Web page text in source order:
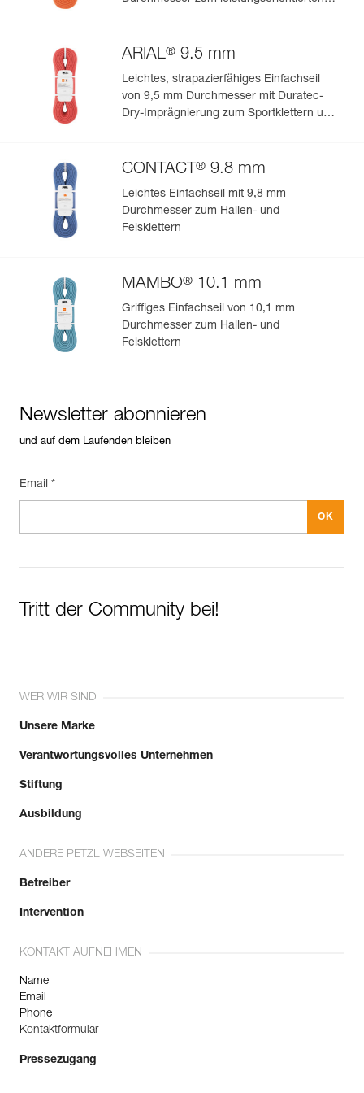
ARIAL® 9.5 mm
Leichtes, strapazierfähiges Einfachseil
von 9,5 mm Durchmesser mit Duratec-
Dry-Imprägnierung zum Sportklettern und
CONTACT ® 9.8 mm
Leichtes Einfachseil mit 9,8 mm
Durchmesser zum Hallen- und
Felsklettern
MAMBO® 10.1 mm
Griffiges Einfachseil von 10,1 mm
Durchmesser zum Hallen- und
Felsklettern
Newsletter abonnieren
und auf dem Laufenden bleiben
Email *
Tritt der Community bei!
WER WIR SIND
Unsere Marke
Verantwortungsvolles Unternehmen
Stiftung
Ausbildung
ANDERE PETZL WEBSEITEN
Betreiber
Intervention
KONTAKT AUFNEHMEN
Name
Email
Phone
Kontaktformular
Pressezugang